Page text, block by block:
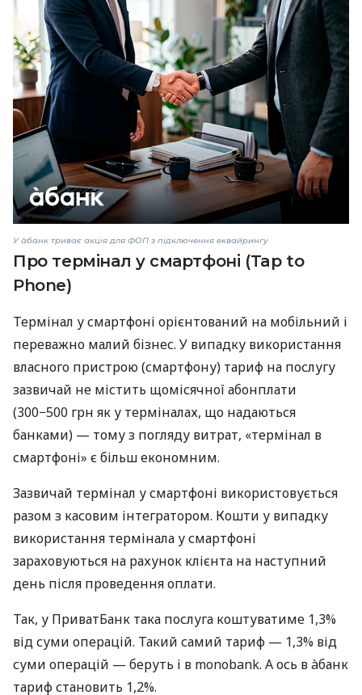
У àбанк триває акція для ФОП з підключення еквайрингу
Про термінал у смартфоні (Tap to
Phone)
Термінал у смартфоні орієнтований на мобільний і
переважно малий бізнес. У випадку використання
власного пристрою (смартфону) тариф на послугу
зазвичай не містить щомісячної абонплати
(300−500 грн як у терміналах, що надаються
банками) — тому з погляду витрат, «термінал в
смартфоні» є більш економним.
Зазвичай термінал у смартфоні використовується
разом з касовим інтегратором. Кошти у випадку
використання термінала у смартфоні
зараховуються на рахунок клієнта на наступний
день після проведення оплати.
Так, у ПриватБанк така послуга коштуватиме 1,3%
від суми операцій. Такий самий тариф — 1,3% від
суми операцій — беруть і в monobank. А ось в àбанк
тариф становить 1,2%.